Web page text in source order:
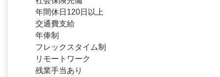
年間休日120日以上
交通費支給
年俸制
フレックスタイム制
リモートワーク
残業手当あり